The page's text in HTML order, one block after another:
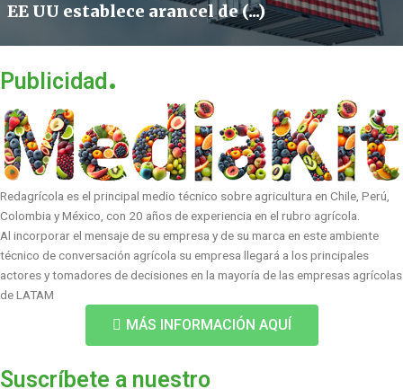
EE UU establece arancel de (...)
Publicidad .
Redagrícola es el principal medio técnico sobre agricultura en Chile, Perú,
Colombia y México, con 20 años de experiencia en el rubro agrícola.
Al incorporar el mensaje de su empresa y de su marca en este ambiente
técnico de conversación agrícola su empresa llegará a los principales
actores y tomadores de decisiones en la mayoría de las empresas agrícolas
de LATAM
MÁS INFORMACIÓN AQUÍ
Suscríbete a nuestro